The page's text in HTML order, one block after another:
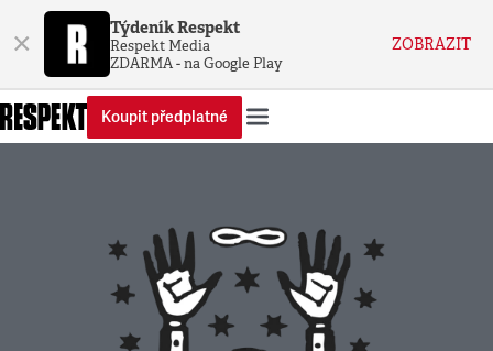
× Týdeník Respekt
Respekt Media
ZDARMA - na Google Play
ZOBRAZIT
Koupit předplatné